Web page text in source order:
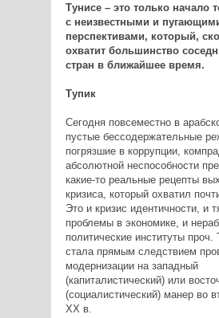
Тунисе – это только начало
с неизвестными и
перспективами, который,
охватит большинство
стран в ближайшее время.
Тупик
Сегодня повсеместно в
пустые бессодержательные
погрязшие в коррупции,
абсолютной неспособности
какие-то реальные рецепты
кризиса, который охватил
Это и кризис идентичности, и
проблемы в экономике, и
политические институты проч.
стала прямым следствием
модернизации на западный
(капиталистический) или
(социалистический) манер во
XX в.